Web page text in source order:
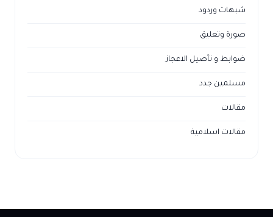
شبهات وردود
صورة وتعليق
ضوابط و تأصيل الاعجاز
مسلمين جدد
مقالات
مقالات اسلامية